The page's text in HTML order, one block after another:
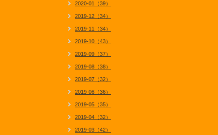
2020-01（39）
2019-12（34）
2019-11（34）
2019-10（43）
2019-09（37）
2019-08（38）
2019-07（32）
2019-06（36）
2019-05（35）
2019-04（32）
2019-03（42）